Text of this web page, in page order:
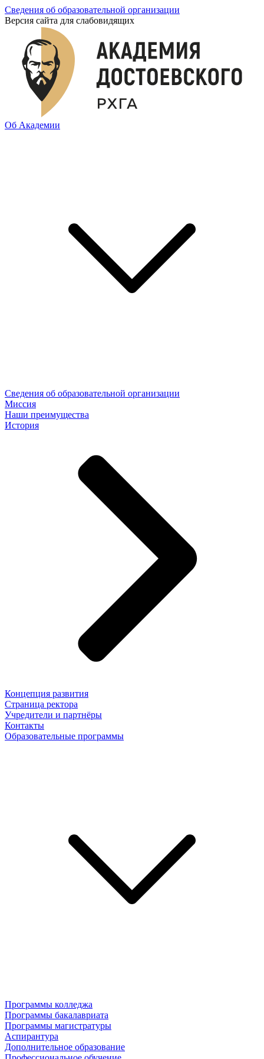
Сведения об образовательной организации
Версия сайта для слабовидящих
Об Академии
Сведения об образовательной организации
Миссия
Наши преимущества
История
Концепция развития
Страница ректора
Учредители и партнёры
Контакты
Образовательные программы
Программы колледжа
Программы бакалавриата
Программы магистратуры
Аспирантура
Дополнительное образование